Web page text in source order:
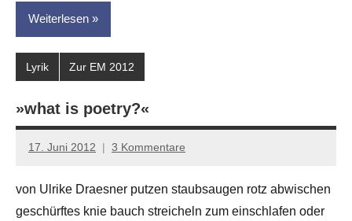
Weiterlesen
Lyrik Zur EM 2012
»what is poetry?«
17. Juni 2012
Anton
Leitner
3 Kommentare
von Ulrike Draesner putzen staubsaugen rotz abwischen
geschürftes knie bauch streicheln zum einschlafen oder